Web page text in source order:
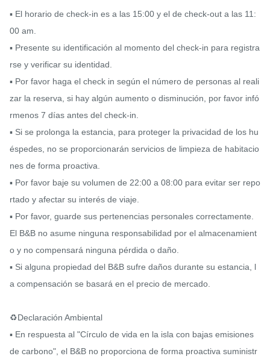
▪ El horario de check-in es a las 15:00 y el de check-out a las 11:
00 am.
▪ Presente su identificación al momento del check-in para registra
rse y verificar su identidad.
▪ Por favor haga el check in según el número de personas al reali
zar la reserva, si hay algún aumento o disminución, por favor infó
rmenos 7 días antes del check-in.
▪ Si se prolonga la estancia, para proteger la privacidad de los hu
éspedes, no se proporcionarán servicios de limpieza de habitacio
nes de forma proactiva.
▪ Por favor baje su volumen de 22:00 a 08:00 para evitar ser repo
rtado y afectar su interés de viaje.
▪ Por favor, guarde sus pertenencias personales correctamente.
El B&B no asume ninguna responsabilidad por el almacenamient
o y no compensará ninguna pérdida o daño.
▪ Si alguna propiedad del B&B sufre daños durante su estancia, l
a compensación se basará en el precio de mercado.
♻️Declaración Ambiental
▪ En respuesta al "Círculo de vida en la isla con bajas emisiones
de carbono", el B&B no proporciona de forma proactiva suministr